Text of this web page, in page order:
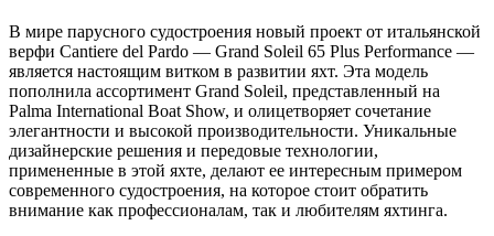
В мире парусного судостроения новый проект от итальянской
верфи Cantiere del Pardo — Grand Soleil 65 Plus Performance —
является настоящим витком в развитии яхт. Эта модель
пополнила ассортимент Grand Soleil, представленный на
Palma International Boat Show, и олицетворяет сочетание
элегантности и высокой производительности. Уникальные
дизайнерские решения и передовые технологии,
примененные в этой яхте, делают ее интересным примером
современного судостроения, на которое стоит обратить
внимание как профессионалам, так и любителям яхтинга.